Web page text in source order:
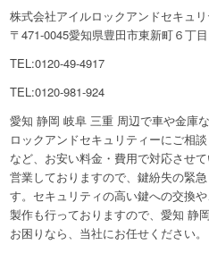
株式会社アイルロックアンドセキュ
〒471-0045愛知県豊田市東新町６丁目
TEL:0120-49-4917
TEL:0120-981-924
愛知 静岡 岐阜 三重 周辺で車や金庫
ロックアンドセキュリティーにご相
など、お安い料金・費用で対応させ
営業しておりますので、鍵紛失の緊
す。セキュリティの高い鍵への交換
製作も行っておりますので、愛知 静
お困りなら、当社にお任せください。